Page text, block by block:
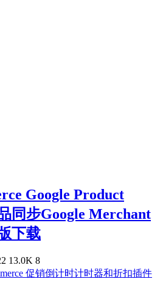
Google Product
同步Google Merchant
下载
13.0K 8